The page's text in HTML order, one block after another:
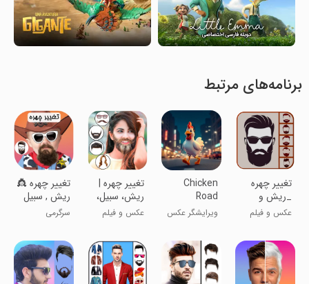
برنامه‌های مرتبط
تغییر چهره
_ریش و‌
سبیل
عکس و فیلم
Chicken
Road
ویرایشگر عکس
تغییر چهره |
ریش، سبیل،
مو، عینک
عکس و فیلم
تغییر چهره 👸
ریش , سبیل
سرگرمی